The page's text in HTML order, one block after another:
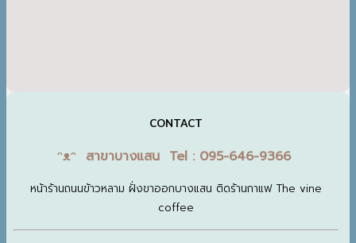
CONTACT
ᵔᴥᵔ สาขาบางแสน Tel : 095-646-9366
หน้าร้านถนนข้าวหลาม ฝั่งขาออกบางแสน ติดร้านกาแฟ The vine
coffee